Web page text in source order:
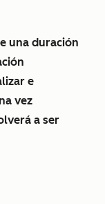
una duración
e
vez
a ser